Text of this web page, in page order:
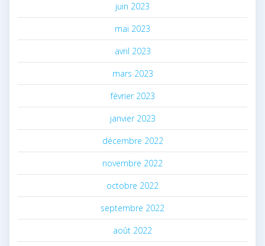
juin 2023
mai 2023
avril 2023
mars 2023
février 2023
janvier 2023
décembre 2022
novembre 2022
octobre 2022
septembre 2022
août 2022